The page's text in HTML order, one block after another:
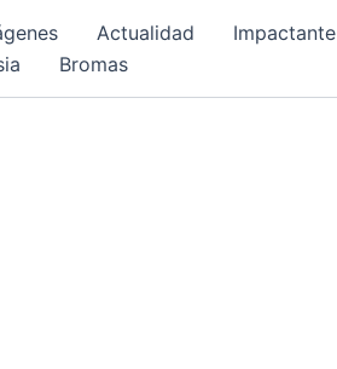
Actualidad Impactante
Bromas